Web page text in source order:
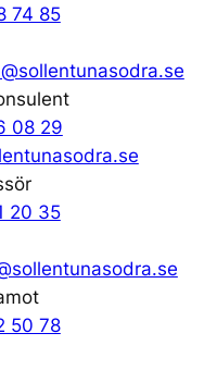
74 85
08 29
20 35
50 78